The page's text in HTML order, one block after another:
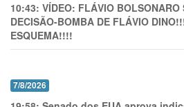
10:43: VÍDEO: FLÁVIO BOLSONARO
DECISÃO-BOMBA DE FLÁVIO
ESQUEMA!!!!
7/8/2026